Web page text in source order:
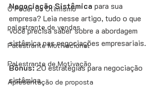
O Poder do Otimismo
palestrante de vendas
Palestrante Motivacional
Palestrante de Motivação
Apresentação de proposta
Negociação Sistêmica para sua
empresa? Leia nesse artigo, tudo o que
você precisa saber sobre a abordagem
sistêmica nas negociações empresariais.
Bônus: 20 estratégias para negociação
sistêmica.